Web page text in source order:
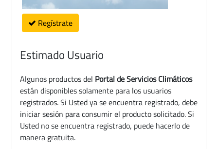
Regístrate
Estimado Usuario
Algunos productos del Portal de Servicios Climáticos
están disponibles solamente para los usuarios
registrados. Si Usted ya se encuentra registrado, debe
iniciar sesión para consumir el producto solicitado. Si
Usted no se encuentra registrado, puede hacerlo de
manera gratuita.